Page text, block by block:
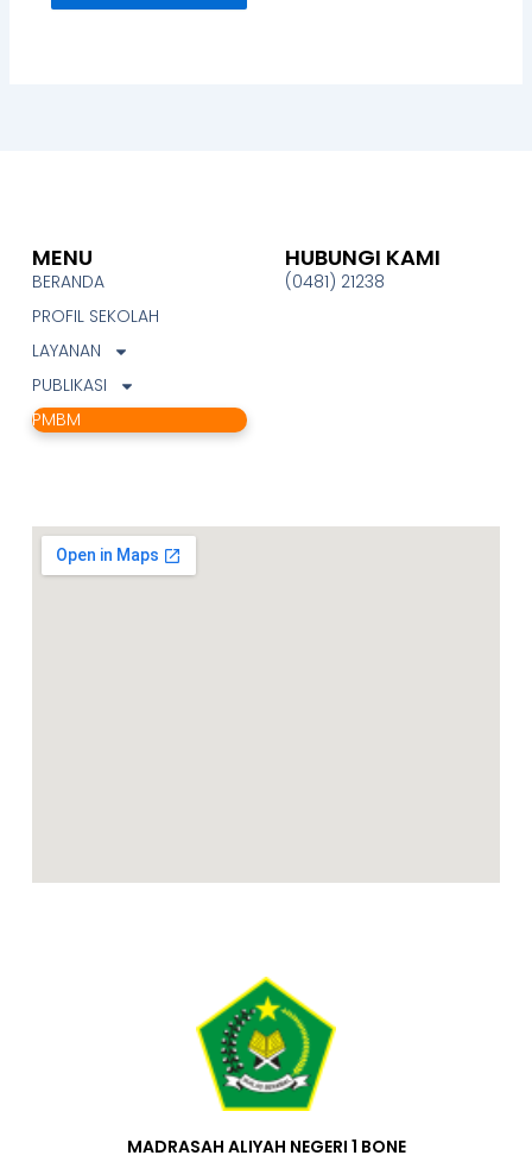
MADRASAH ALIYAH NEGERI 1 BONE
MENU
BERANDA
PROFIL SEKOLAH
LAYANAN
PUBLIKASI
PMBM
HUBUNGI KAMI
(0481) 21238